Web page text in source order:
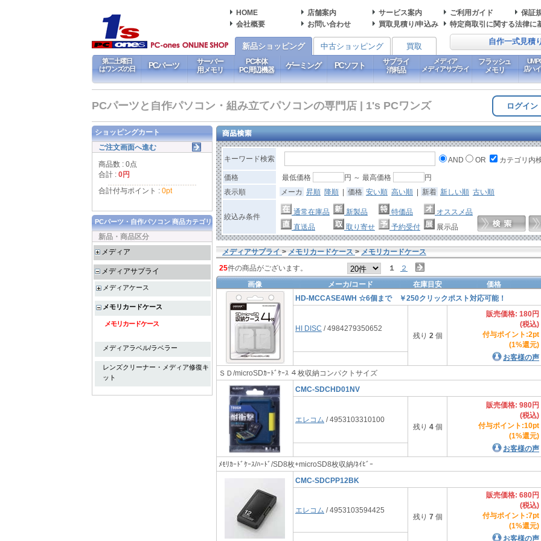
HOME 店舗案内 サービス案内 ご利用ガイド
保証
会社概要
お問い合わせ 買取見積り/申込み 特定商取引に関する法律に
自作一式見積
新品ショッピング 中古ショッピング 買取
第二土曜日
はワンズの日
PCパーツ
サーバー
用メモリ
PC本体
PC周辺機器
ゲーミング PCソフト
サプライ
消耗品
メディア
メディアサプライ
フラッシュ
メモリ
店ハ
PCパーツと自作パソコン・組み立てパソコンの専門店 | 1's PCワンズ ログイン
キーワード検索 AND OR カテゴリ内
価格 最低価格 円 ～ 最高価格
円
表示順
メーカ 昇順 降順 | 価格 安い順 高い順 | 新着 新しい順 古い順
絞込み条件
通常在庫品 新製品 特価品
オススメ品
直送品
取り寄せ 予約受付 展示品
メディアサプライ > メモリカードケース > メモリカードケース
25件の商品がございます。 １ ２
画像 メーカ/コード 在庫目安
価格
HD-MCCASE4WH ☆6個まで ￥250クリックポスト対応可能！
HI DISC / 4984279350652
残り 2 個
販売価格: 180円
(税込)
付与ポイント:2pt
(1%還元)
お客様の声
ＳＤ/microSDｶｰﾄﾞｹｰｽ ４枚収納コンパクトサイズ
CMC-SDCHD01NV
エレコム / 4953103310100
残り 4個
販売価格: 980円
(税込)
付与ポイント:10pt
(1%還元)
お客様の声
ﾒﾓﾘｶｰﾄﾞｹｰｽ/ﾊｰﾄﾞ/SD8枚+microSD8枚収納/ﾈｲﾋﾞｰ
CMC-SDCPP12BK
エレコム / 4953103594425
残り 7個
販売価格: 680円
(税込)
付与ポイント:7pt
(1%還元)
お客様の声
ショッピングカート
ご注文画面へ進む
商品数 : 0点
合計 : 0円
合計付与ポイント : 0pt
PCパーツ・自作パソコン 商品カテゴリ
新品・商品区分
メディア
メディアサプライ
メディアケース
メモリカードケース
メモリカードケース
メディアラベル/ラベラー
レンズクリーナー・メディア修復キ
ット